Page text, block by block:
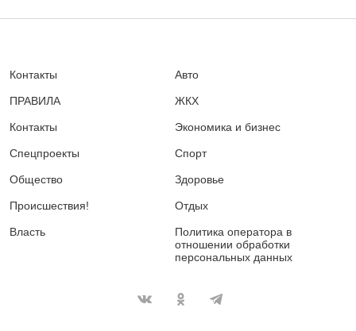
Контакты
ПРАВИЛА
Контакты
Спецпроекты
Общество
Происшествия!
Власть
Авто
ЖКХ
Экономика и бизнес
Спорт
Здоровье
Отдых
Политика оператора в
отношении обработки
персональных данных